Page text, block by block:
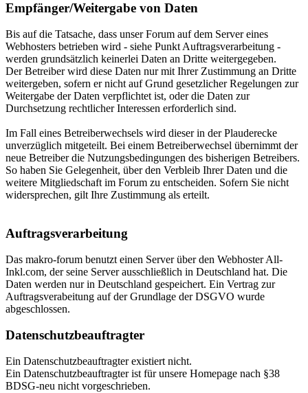
Empfänger/Weitergabe von Daten
Bis auf die Tatsache, dass unser Forum auf dem Server eines
Webhosters betrieben wird - siehe Punkt Auftragsverarbeitung -
werden grundsätzlich keinerlei Daten an Dritte weitergegeben.
Der Betreiber wird diese Daten nur mit Ihrer Zustimmung an Dritte
weitergeben, sofern er nicht auf Grund gesetzlicher Regelungen zur
Weitergabe der Daten verpflichtet ist, oder die Daten zur
Durchsetzung rechtlicher Interessen erforderlich sind.
Im Fall eines Betreiberwechsels wird dieser in der Plauderecke
unverzüglich mitgeteilt. Bei einem Betreiberwechsel übernimmt der
neue Betreiber die Nutzungsbedingungen des bisherigen Betreibers.
So haben Sie Gelegenheit, über den Verbleib Ihrer Daten und die
weitere Mitgliedschaft im Forum zu entscheiden. Sofern Sie nicht
widersprechen, gilt Ihre Zustimmung als erteilt.
Auftragsverarbeitung
Das makro-forum benutzt einen Server über den Webhoster All-
Inkl.com, der seine Server ausschließlich in Deutschland hat. Die
Daten werden nur in Deutschland gespeichert. Ein Vertrag zur
Auftragsverabeitung auf der Grundlage der DSGVO wurde
abgeschlossen.
Datenschutzbeauftragter
Ein Datenschutzbeauftragter existiert nicht.
Ein Datenschutzbeauftragter ist für unsere Homepage nach §38
BDSG-neu nicht vorgeschrieben.